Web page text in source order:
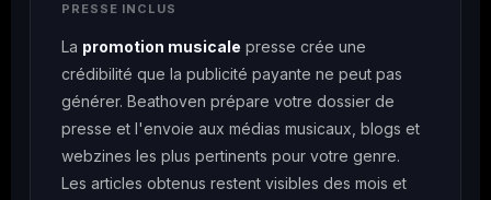
PRESSE INCLUS
La promotion musicale presse crée une
crédibilité que la publicité payante ne peut pas
générer. Beathoven prépare votre dossier de
presse et l'envoie aux médias musicaux, blogs et
webzines les plus pertinents pour votre genre.
Les articles obtenus restent visibles des mois et